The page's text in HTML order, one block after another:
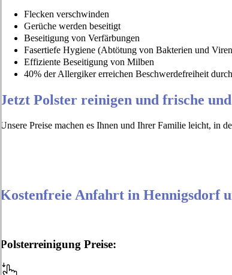
Flecken verschwinden
Gerüche werden beseitigt
Beseitigung von Verfärbungen
Fasertiefe Hygiene (Abtötung von Bakterien und
Effiziente Beseitigung von Milben
40% der Allergiker erreichen Beschwerdefreiheit
Jetzt Polster reinigen und frische
Unsere Preise machen es Ihnen und Ihrer Familie leicht, in
Kostenfreie Anfahrt in Hennigsdorf
Polsterreinigung Preise: